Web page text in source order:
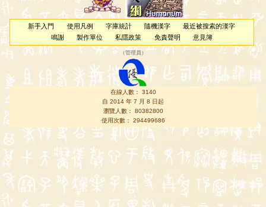
新手入門 使用凡例 字庫統計 隨機漢字
最近被搜索的漢字
鳴謝
製作單位 私隱政策 免責聲明 意見簿
（管理員 ）
在線人數： 3140
自 2014 年 7 月 8 日起
瀏覽人數： 80382800
使用次數： 294499686